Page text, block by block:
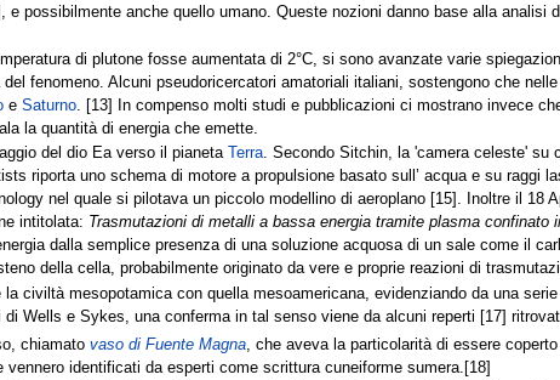
possibilmente anche quello umano. Queste nozioni danno base alla
di plutone fosse aumentata di 2°C, si sono avanzate varie
fenomeno. Alcuni pseudoricercatori amatoriali italiani, sostengono che
eSaturno. [13] In compenso molti studi e pubblicazioni ci mostrano invece
la quantità di energia che emette.
del dio Ea verso il pianetaTerra. Secondo Sitchin, la 'camera celeste' su
riporta uno schema di motore a propulsione basato sull’ acqua e su raggi
nel quale si pilotava un piccolo modellino di aeroplano [15]. Inoltre il 18
intitolata: Trasmutazioni di metalli a bassa energia tramite plasma confinato
dalla semplice presenza di una soluzione acquosa di un sale come il
della cella, probabilmente originato da vere e proprie reazioni di
la civiltà mesopotamica con quella mesoamericana, evidenziando da una
Wells e Sykes, una conferma in tal senso viene da alcuni reperti [17]
chiamatovaso di Fuente Magna , che aveva la particolarità di essere
vennero identificati da esperti come scrittura cuneiforme sumera.[18]